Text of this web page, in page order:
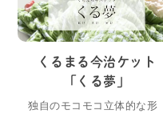
くるまる今治ケット
「くる夢」
独自のモコモコ立体的な形